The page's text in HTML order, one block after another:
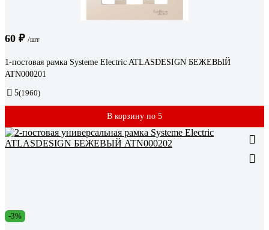
60 ₽ /шт
1-постовая рамка Systeme Electric ATLASDESIGN БЕЖЕВЫЙ
ATN000201
5(1960)
В корзину по 5
-3%